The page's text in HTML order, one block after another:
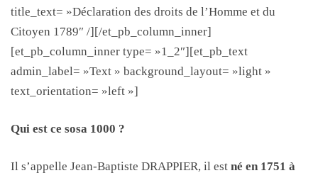
title_text= »Déclaration des droits de l’Homme et du
Citoyen 1789″ /][/et_pb_column_inner]
[et_pb_column_inner type= »1_2″][et_pb_text
admin_label= »Text » background_layout= »light »
text_orientation= »left »]
Qui est ce sosa 1000 ?
Il s’appelle Jean-Baptiste DRAPPIER, il est né en 1751 à